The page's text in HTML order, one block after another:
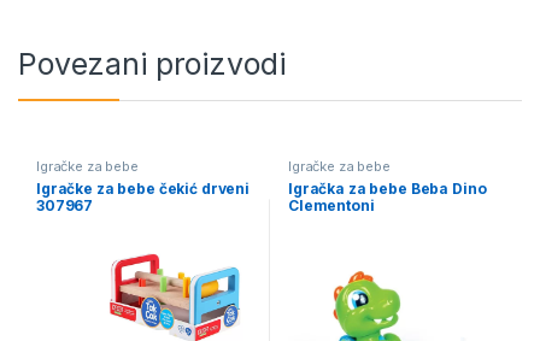
Povezani proizvodi
Igračke za bebe
Igračke za bebe čekić drveni
307967
Igračke za bebe
Igračka za bebe Beba Dino
Clementoni